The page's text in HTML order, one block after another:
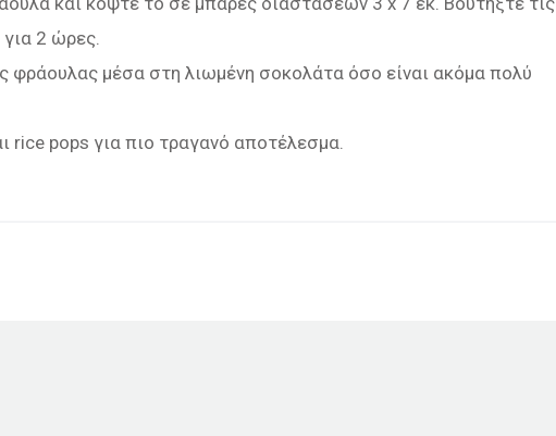
2 ώρες.
φράουλας μέσα στη λιωμένη σοκολάτα όσο είναι ακόμα πολύ
rice pops για πιο τραγανό αποτέλεσμα.